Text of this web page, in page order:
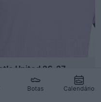
Botas Calendário
United 26-27
na próxima